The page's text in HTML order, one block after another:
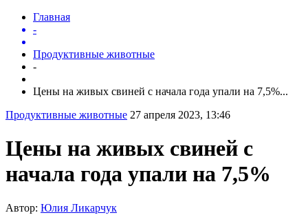
Главная
-
Продуктивные животные
-
Цены на живых свиней с начала года упали на 7,5%...
Продуктивные животные 27 апреля 2023, 13:46
Цены на живых свиней с
начала года упали на 7,5%
Автор: Юлия Ликарчук